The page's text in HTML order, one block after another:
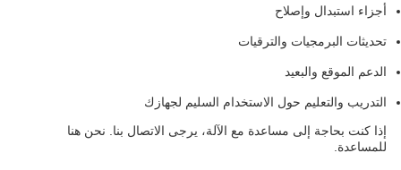
أجزاء استبدال وإصلاح
تحديثات البرمجيات والترقيات
الدعم الموقع والبعيد
التدريب والتعليم حول الاستخدام السليم لجهازك
إذا كنت بحاجة إلى مساعدة مع الآلة، يرجى الاتصال بنا. نحن هنا
للمساعدة.